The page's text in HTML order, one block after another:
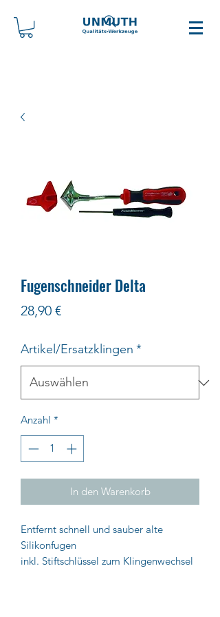
Fugenschneider Delta
28,90 €Preis
Artikel/Ersatzklingen *
Anzahl *
In den Warenkorb
Entfernt schnell und sauber alte
Silikonfugen
inkl. Stiftschlüssel zum Klingenwechsel